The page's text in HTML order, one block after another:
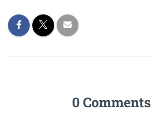
0 Comments